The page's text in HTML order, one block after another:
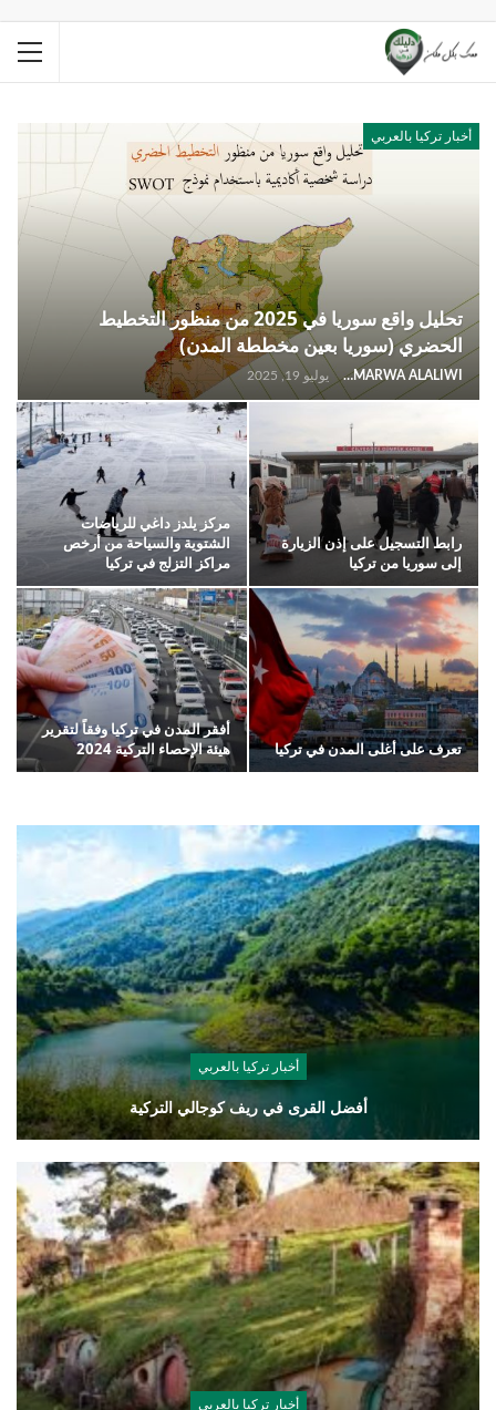
أخبار تركيا بالعربي
تحليل واقع سوريا في 2025 من منظور التخطيط
الحضري (سوريا بعين مخططة المدن)
MARWA ALALIWI يوليو 19, 2025
رابط التسجيل على إذن الزيارة
إلى سوريا من تركيا
مركز يلدز داغي للرياضات
الشتوية والسياحة من أرخص
مراكز التزلج في تركيا
تعرف على أغلى المدن في تركيا
أفقر المدن في تركيا وفقاً لتقرير
هيئة الإحصاء التركية 2024
أخبار تركيا بالعربي
أفضل القرى في ريف كوجالي التركية
أخبار تركيا بالعربي